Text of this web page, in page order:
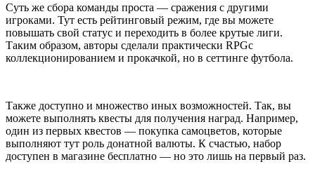
Суть же сбора команды проста — сражения с другими
игроками. Тут есть рейтинговый режим, где вы можете
повышать свой статус и переходить в более крутые лиги.
Таким образом, авторы сделали практически RPGс
коллекционированием и прокачкой, но в сеттинге футбола.
Также доступно и множество иных возможностей. Так, вы
можете выполнять квесты для получения наград. Например,
один из первых квестов — покупка самоцветов, которые
выполняют тут роль донатной валюты. К счастью, набор
доступен в магазине бесплатно — но это лишь на первый раз.